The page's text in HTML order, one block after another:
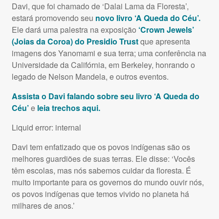
Davi, que foi chamado de ‘Dalai Lama da Floresta’,
estará promovendo seu novo livro ‘A Queda do Céu’.
Ele dará uma palestra na exposição ‘Crown Jewels’
(Joias da Coroa) do Presidio Trustque apresenta
imagens dos Yanomami e sua terra; uma conferência na
Universidade da Califórnia, em Berkeley, honrando o
legado de Nelson Mandela, e outros eventos.
Assista o Davi falando sobre seu livro ‘A Queda do
Céu’e leia trechos aqui.
Liquid error: internal
Davi tem enfatizado que os povos indígenas são os
melhores guardiões de suas terras. Ele disse: ‘Vocês
têm escolas, mas nós sabemos cuidar da floresta. É
muito importante para os governos do mundo ouvir nós,
os povos indígenas que temos vivido no planeta há
milhares de anos.’